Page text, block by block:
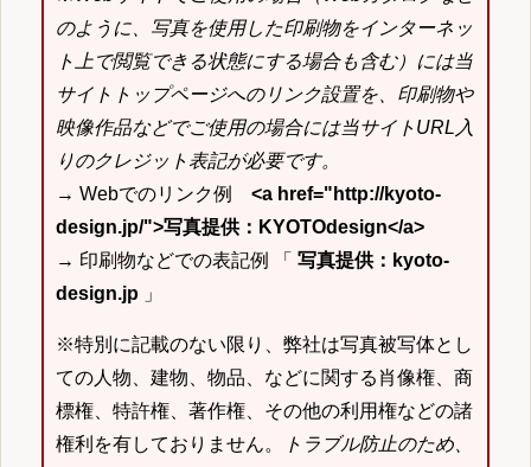
のように、写真を使用した印刷物をインターネッ
ト上で閲覧できる状態にする場合も含む）には当
サイトトップページへのリンク設置を、印刷物や
映像作品などでご使用の場合には当サイトURL入
りのクレジット表記が必要です。
→ Webでのリンク例 <a href="http://kyoto-
design.jp/">写真提供：KYOTOdesign</a>
→ 印刷物などでの表記例 「 写真提供：kyoto-
design.jp 」
※特別に記載のない限り、弊社は写真被写体とし
ての人物、建物、物品、などに関する肖像権、商
標権、特許権、著作権、その他の利用権などの諸
権利を有しておりません。
トラブル防止のため、